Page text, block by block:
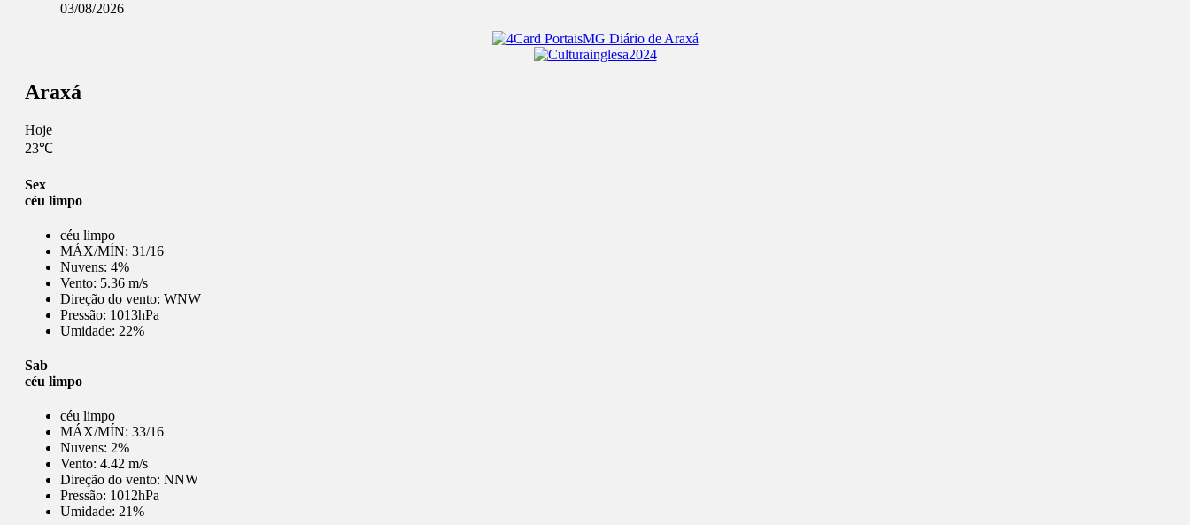
03/08/2026
Araxá
Hoje
23℃
Sex
céu limpo
céu limpo
MÁX/MÍN: 31/16
Nuvens: 4%
Vento: 5.36 m/s
Direção do vento: WNW
Pressão: 1013hPa
Umidade: 22%
Sab
céu limpo
céu limpo
MÁX/MÍN: 33/16
Nuvens: 2%
Vento: 4.42 m/s
Direção do vento: NNW
Pressão: 1012hPa
Umidade: 21%